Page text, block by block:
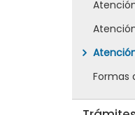
inicio
Atención
Atención
Atención
Formas